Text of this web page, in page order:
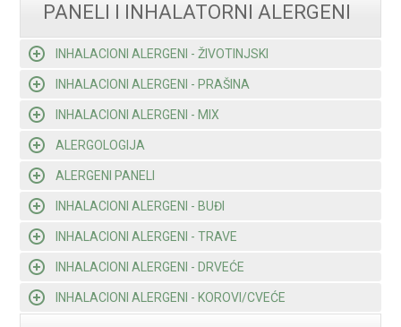
PANELI I INHALATORNI ALERGENI
INHALACIONI ALERGENI - ŽIVOTINJSKI
INHALACIONI ALERGENI - PRAŠINA
INHALACIONI ALERGENI - MIX
ALERGOLOGIJA
ALERGENI PANELI
INHALACIONI ALERGENI - BUĐI
INHALACIONI ALERGENI - TRAVE
INHALACIONI ALERGENI - DRVEĆE
INHALACIONI ALERGENI - KOROVI/CVEĆE